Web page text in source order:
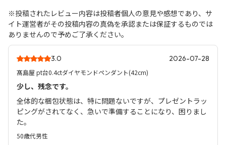
※投稿されたレビュー内容は投稿者個人の意見や感想であり、サ
イト運営者がその投稿内容の真偽を承認または保証するものでは
ありませんので予めご了承ください。
3.0 2026-07-28
髙島屋 pt台0.4ctダイヤモンドペンダント(42cm)
少し、残念です。
全体的な梱包状態は、特に問題ないですが、プレゼントラッ
ピングがされてなく、急いで準備することになり、困りまし
た。
50歳代男性